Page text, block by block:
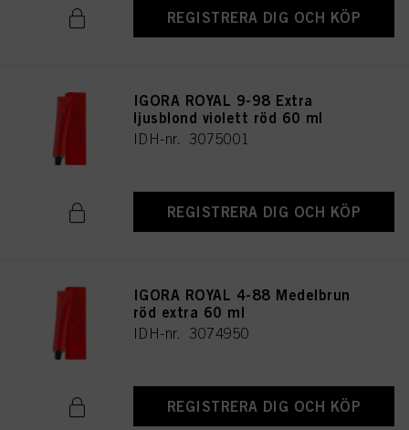
REGISTRERA DIG OCH KÖP
IGORA ROYAL 9-98 Extra
ljusblond violett röd 60 ml
IDH-nr. 3075001
REGISTRERA DIG OCH KÖP
IGORA ROYAL 4-88 Medelbrun
röd extra 60 ml
IDH-nr. 3074950
REGISTRERA DIG OCH KÖP